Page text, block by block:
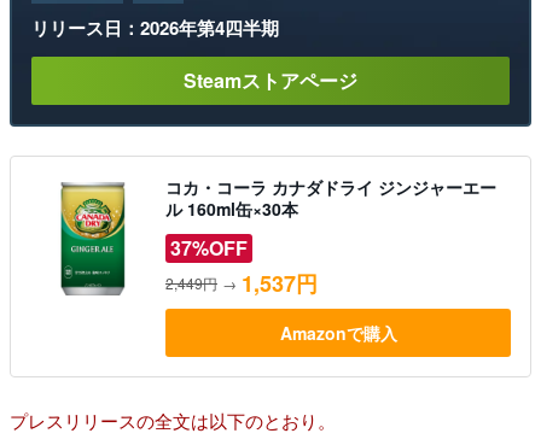
リリース日：2026年第4四半期
Steamストアページ
コカ・コーラ カナダドライ ジンジャーエー
ル 160ml缶×30本
37%OFF
2,449円 → 1,537円
Amazonで購入
プレスリリースの全文は以下のとおり。